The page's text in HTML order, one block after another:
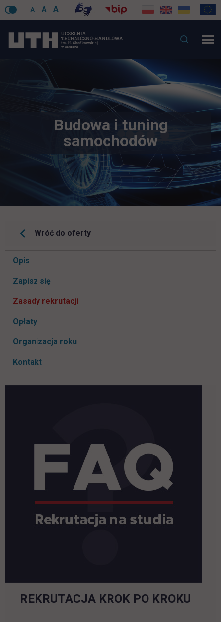
A A A
Budowa i tuning
samochodów
Wróć do oferty
Pomiń
nawigacje
Opis
Zapisz się
Zasady rekrutacji
Opłaty
Organizacja roku
Kontakt
REKRUTACJA KROK PO KROKU